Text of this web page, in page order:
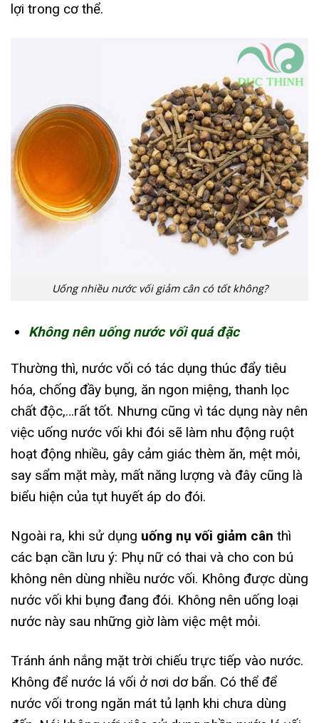
lợi trong cơ thể.
Uống nhiều nước vối giảm cân có tốt không?
Không nên uống nước vối quá đặc
Thường thì, nước vối có tác dụng thúc đẩy tiêu
hóa, chống đầy bụng, ăn ngon miệng, thanh lọc
chất độc,…rất tốt. Nhưng cũng vì tác dụng này nên
việc uống nước vối khi đói sẽ làm nhu động ruột
hoạt động nhiều, gây cảm giác thèm ăn, mệt mỏi,
say sẩm mặt mày, mất năng lượng và đây cũng là
biểu hiện của tụt huyết áp do đói.
Ngoài ra, khi sử dụng uống nụ vối giảm cân thì
các bạn cần lưu ý: Phụ nữ có thai và cho con bú
không nên dùng nhiều nước vối. Không được dùng
nước vối khi bụng đang đói. Không nên uống loại
nước này sau những giờ làm việc mệt mỏi.
Tránh ánh nắng mặt trời chiếu trực tiếp vào nước.
Không để nước lá vối ở nơi dơ bẩn. Có thể để
nước vối trong ngăn mát tủ lạnh khi chưa dùng